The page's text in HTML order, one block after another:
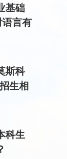
语测试
测试科
力测试
俄语专
本科综
基础
言有
斯科
生相
学的合
学学
学历学
科生